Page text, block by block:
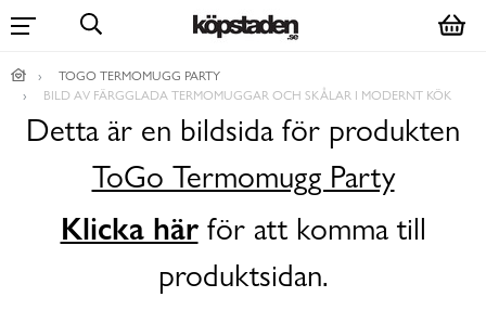
TOGO TERMOMUGG PARTY
BILD AV FÄRGGLADA TERMOMUGGAR OCH SKÅLAR I MODERNT KÖK
Detta är en bildsida för produkten
ToGo Termomugg Party
Klicka härför att komma till
produktsidan.